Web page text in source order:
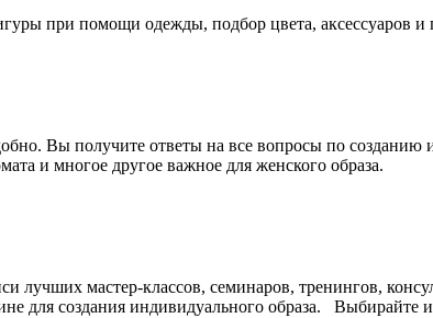
при помощи одежды, подбор цвета, аксессуаров
Вы получите ответы на все вопросы по
и многое другое важное для женского образа.
лучших мастер-классов, семинаров, тренингов,
для создания индивидуального образа. Выбирайте